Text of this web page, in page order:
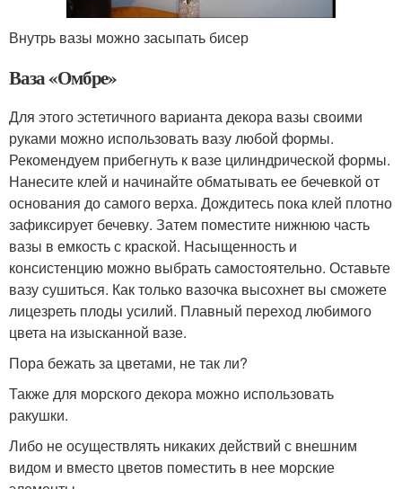
Внутрь вазы можно засыпать бисер
Ваза «Омбре»
Для этого эстетичного варианта декора вазы своими
руками можно использовать вазу любой формы.
Рекомендуем прибегнуть к вазе цилиндрической формы.
Нанесите клей и начинайте обматывать ее бечевкой от
основания до самого верха. Дождитесь пока клей плотно
зафиксирует бечевку. Затем поместите нижнюю часть
вазы в емкость с краской. Насыщенность и
консистенцию можно выбрать самостоятельно. Оставьте
вазу сушиться. Как только вазочка высохнет вы сможете
лицезреть плоды усилий. Плавный переход любимого
цвета на изысканной вазе.
Пора бежать за цветами, не так ли?
Также для морского декора можно использовать
ракушки.
Либо не осуществлять никаких действий с внешним
видом и вместо цветов поместить в нее морские